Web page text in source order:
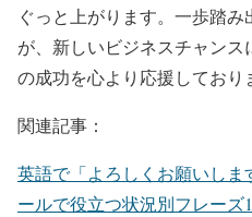
ぐっと上がります。一歩踏
が、新しいビジネスチャン
の成功を心より応援しており
関連記事：
英語で「よろしくお願いしま
ールで役立つ状況別フレーズ